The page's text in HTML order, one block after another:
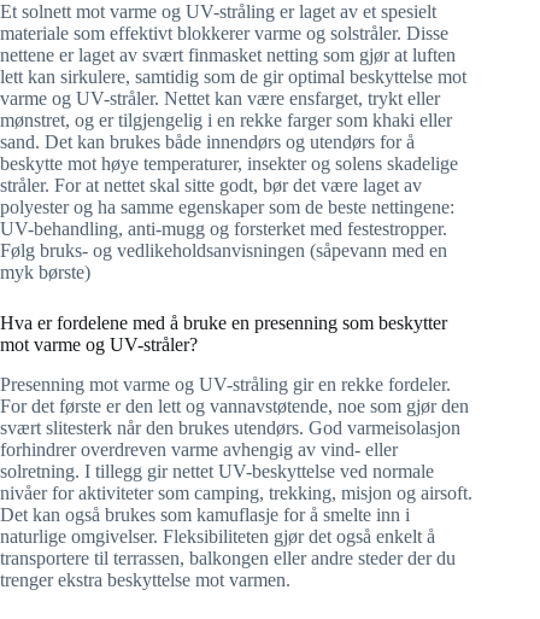
Et solnett mot varme og UV-stråling er laget av et spesielt
materiale som effektivt blokkerer varme og solstråler. Disse
nettene er laget av svært finmasket netting som gjør at luften
lett kan sirkulere, samtidig som de gir optimal beskyttelse mot
varme og UV-stråler. Nettet kan være ensfarget, trykt eller
mønstret, og er tilgjengelig i en rekke farger som khaki eller
sand. Det kan brukes både innendørs og utendørs for å
beskytte mot høye temperaturer, insekter og solens skadelige
stråler. For at nettet skal sitte godt, bør det være laget av
polyester og ha samme egenskaper som de beste nettingene:
UV-behandling, anti-mugg og forsterket med festestropper.
Følg bruks- og vedlikeholdsanvisningen (såpevann med en
myk børste)
Hva er fordelene med å bruke en presenning som beskytter
mot varme og UV-stråler?
Presenning mot varme og UV-stråling gir en rekke fordeler.
For det første er den lett og vannavstøtende, noe som gjør den
svært slitesterk når den brukes utendørs. God varmeisolasjon
forhindrer overdreven varme avhengig av vind- eller
solretning. I tillegg gir nettet UV-beskyttelse ved normale
nivåer for aktiviteter som camping, trekking, misjon og airsoft.
Det kan også brukes som kamuflasje for å smelte inn i
naturlige omgivelser. Fleksibiliteten gjør det også enkelt å
transportere til terrassen, balkongen eller andre steder der du
trenger ekstra beskyttelse mot varmen.